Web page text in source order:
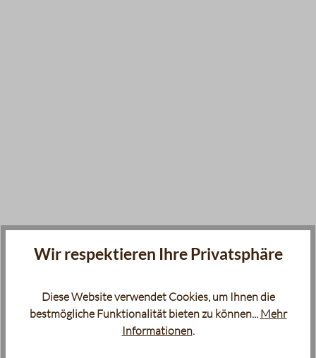
Wir respektieren Ihre Privatsphäre
Diese Website verwendet Cookies, um Ihnen die
bestmögliche Funktionalität bieten zu können... Mehr
Informationen.